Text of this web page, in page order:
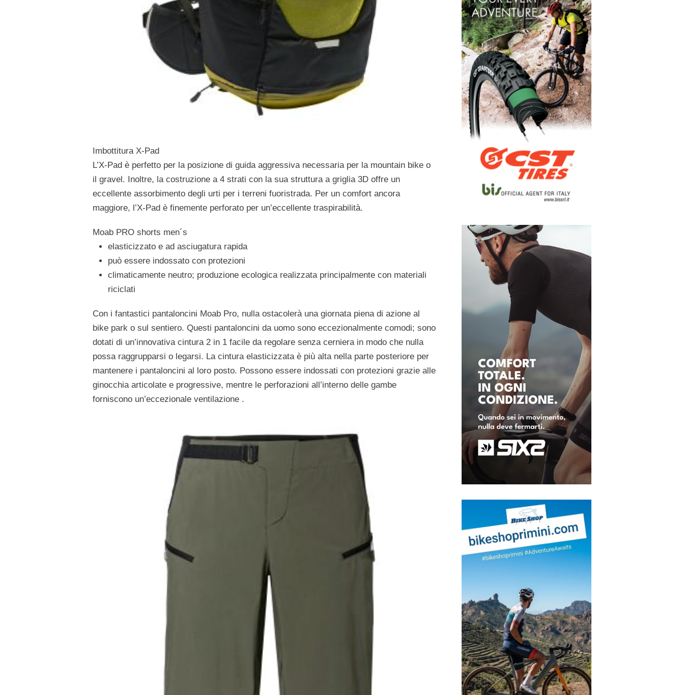
Imbottitura X-Pad
L’X-Pad è perfetto per la posizione di guida aggressiva necessaria per la mountain bike o
il gravel. Inoltre, la costruzione a 4 strati con la sua struttura a griglia 3D offre un
eccellente assorbimento degli urti per i terreni fuoristrada. Per un comfort ancora
maggiore, l’X-Pad è finemente perforato per un’eccellente traspirabilità.
Moab PRO shorts men´s
elasticizzato e ad asciugatura rapida
può essere indossato con protezioni
climaticamente neutro; produzione ecologica realizzata principalmente con materiali
riciclati
Con i fantastici pantaloncini Moab Pro, nulla ostacolerà una giornata piena di azione al
bike park o sul sentiero. Questi pantaloncini da uomo sono eccezionalmente comodi; sono
dotati di un’innovativa cintura 2 in 1 facile da regolare senza cerniera in modo che nulla
possa raggrupparsi o legarsi. La cintura elasticizzata è più alta nella parte posteriore per
mantenere i pantaloncini al loro posto. Possono essere indossati con protezioni grazie alle
ginocchia articolate e progressive, mentre le perforazioni all’interno delle gambe
forniscono un’eccezionale ventilazione .